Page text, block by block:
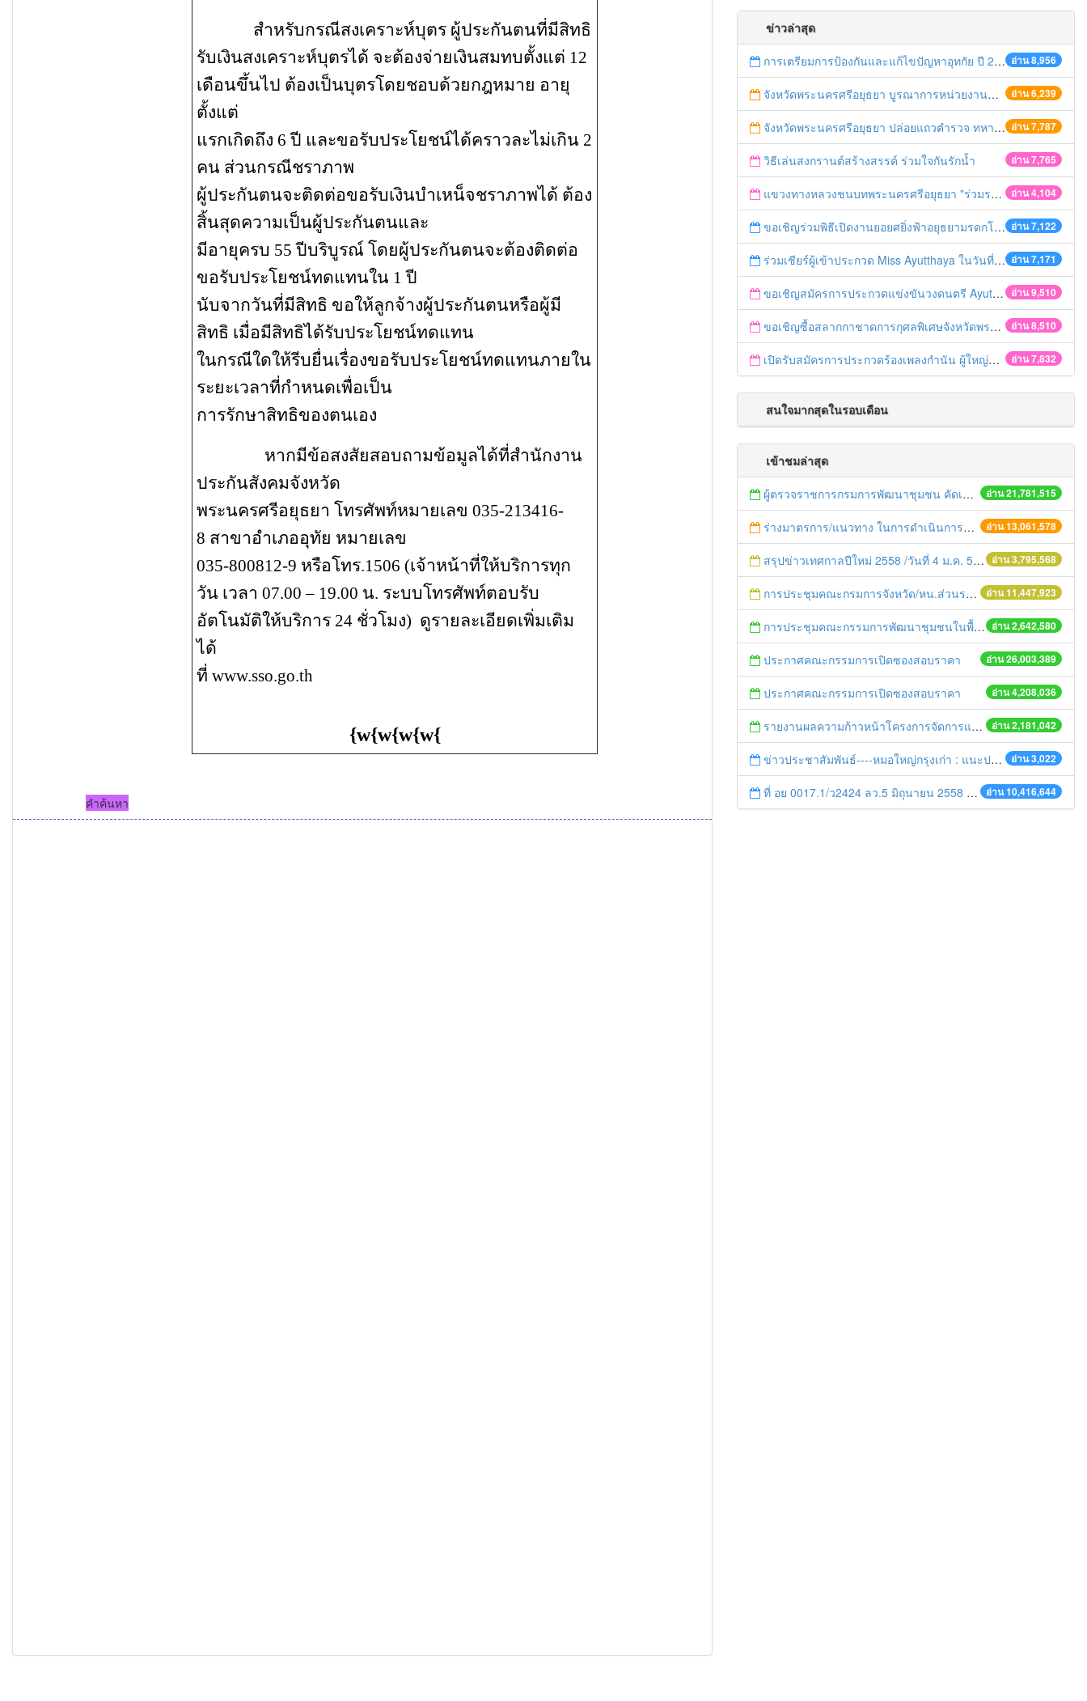
สำหรับกรณีสงเคราะห์บุตร ผู้ประกันตนที่มีสิทธิ
รับเงินสงเคราะห์บุตรได้ จะต้องจ่ายเงินสมทบตั้งแต่ 12
เดือนขึ้นไป ต้องเป็นบุตรโดยชอบด้วยกฎหมาย อายุ
ตั้งแต่
แรกเกิดถึง 6 ปี และขอรับประโยชน์ได้คราวละไม่เกิน 2
คน ส่วนกรณีชราภาพ
ผู้ประกันตนจะติดต่อขอรับเงินบำเหน็จชราภาพได้ ต้อง
สิ้นสุดความเป็นผู้ประกันตนและ
มีอายุครบ 55 ปีบริบูรณ์ โดยผู้ประกันตนจะต้องติดต่อ
ขอรับประโยชน์ทดแทนใน 1 ปี
นับจากวันที่มีสิทธิ ขอให้ลูกจ้างผู้ประกันตนหรือผู้มี
สิทธิ เมื่อมีสิทธิได้รับประโยชน์ทดแทน
ในกรณีใดให้รีบยื่นเรื่องขอรับประโยชน์ทดแทนภายใน
ระยะเวลาที่กำหนดเพื่อเป็น
การรักษาสิทธิของตนเอง
หากมีข้อสงสัยสอบถามข้อมูลได้ที่สำนักงาน
ประกันสังคมจังหวัด
พระนครศรีอยุธยา โทรศัพท์หมายเลข 035-213416-
8 สาขาอำเภออุทัย หมายเลข
035-800812-9 หรือโทร.1506 (เจ้าหน้าที่ให้บริการทุก
วัน เวลา 07.00– 19.00 น. ระบบโทรศัพท์ตอบรับ
อัตโนมัติให้บริการ24 ชั่วโมง) ดูรายละเอียดเพิ่มเติม
ได้
ที่ www.sso.go.th
{w{w{w{w{
คำค้นหา
ข่าวล่าสุด
อ่าน 8,956
การเตรียมการป้องกันและแก้ไขปัญหาอุทกัย ปี 2561
อ่าน 6,239
จังหวัดพระนครศรีอยุธยา บูรณาการหน่วยงานที่เกี่ยวข้อง ลงพื้นที่จัดระเบียบและดำเนินมาตรการตามบทลงโทษสูงสุดกับผู้ประกอบการร้านค้าที่ยังฝ่าฝืนตั้งร้านค้ารุกล้ำเขตพื้นที่ทางหลวง เตรียมความปลอดภัยก่อนเทศกาลสงกรานต์
อ่าน 7,787
จังหวัดพระนครศรีอยุธยา ปล่อยแถวตำรวจ ทหาร ฝ่ายปกครอง กว่า 100 นาย ตรวจเข้มท่ารถสาธารณะ สถานีขนส่งรถโดยสาร วินรถตู้ และสถานีรถไฟ เตรียมรับมือเทศกาลสงกรานต์
อ่าน 7,765
วิธีเล่นสงกรานต์สร้างสรรค์ ร่วมใจกันรักน้ำ
อ่าน 4,104
แขวงทางหลวงชนบทพระนครศรีอยุธยา "ร่วมรณรงค์ ขับช้า เปิดไฟหน้า คาดเข็มขัด" เทศกาลสงกรานต์ ปี 2561
อ่าน 7,122
ขอเชิญร่วมพิธีเปิดงานยอยศยิ่งฟ้าอยุธยามรดกโลก
อ่าน 7,171
ร่วมเชียร์ผู้เข้าประกวด Miss Ayutthaya ในวันที่ 15 ธันวาคม 2560
อ่าน 9,510
ขอเชิญสมัครการประกวดแข่งขันวงดนตรี Ayutthaya battle of the bands
อ่าน 8,510
ขอเชิญซื้อสลากกาชาดการกุศลพิเศษจังหวัดพระนครศรีอยุธยา 2560
อ่าน 7,832
เปิดรับสมัครการประกวดร้องเพลงกำนัน ผู้ใหญ่บ้าน ฯลฯ
สนใจมากสุดในรอบเดือน
เข้าชมล่าสุด
อ่าน 21,781,515
ผู้ตรวจราชการกรมการพัฒนาชุมชน คัดเลือกข้าราชการและลูกจ้างดีเด่น และหน่วยงานพัฒนาชุมชนใสสะอาด ประจำปี ๒๕๕๔
อ่าน 13,061,578
ร่างมาตรการ/แนวทาง ในการดำเนินการประกอบการตรวจราชการแบบบูรณาการ
อ่าน 3,795,568
สรุปข่าวเทศกาลปีใหม่ 2558 /วันที่ 4 ม.ค. 58
อ่าน 11,447,923
การประชุมคณะกรมการจังหวัด/หน.ส่วนราชการประจำเดือน มิถุนายน 2558
อ่าน 2,642,580
การประชุมคณะกรรมการพัฒนาชุมชนในพื้นที่รอบโรงไฟฟ้า (คพรฟ.) ครั้งที่ 2/2558 กองทุนพัฒนาไฟฟ้าบริษัท โรจนะเพาเวอร์ จำกัด
อ่าน 26,003,389
ประกาศคณะกรรมการเปิดซองสอบราคา
อ่าน 4,208,036
ประกาศคณะกรรมการเปิดซองสอบราคา
อ่าน 2,181,042
รายงานผลความก้าวหน้าโครงการจัดการแก้ไขปัญหาขยะ สัปดาห์ที่ 9/2558
อ่าน 3,022
ข่าวประชาสัมพันธ์----หมอใหญ่กรุงเก่า : แนะประชาชนดูแลตนเองให้ห่างไกลวัณโรค
อ่าน 10,416,644
ที่ อย 0017.1/ว2424 ลว.5 มิถุนายน 2558 เรื่อง แจ้งกำหนดตรวจประเมินและให้คะแนนหน่วยงานที่สมัครเข้าร่วมโครงการพัฒนาหน่วยงานต้นแบบในการจัดตั้งศูนย์ข้อมูลข่าวสารของราชการฯ ประจำปีงบประมาณ พ.ศ. 2558